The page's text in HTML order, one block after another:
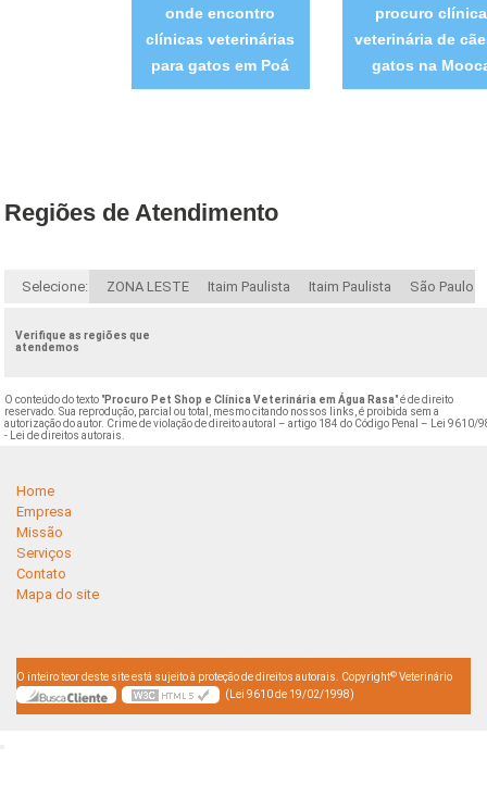
onde encontro
clínicas veterinárias
para gatos em Poá
procuro clínica
veterinária de
gatos na
Regiões de Atendimento
Selecione: ZONA LESTE Itaim Paulista Itaim Paulista São Paulo
Verifique as regiões que
atendemos
O conteúdo do texto "Procuro Pet Shop e Clínica Veterinária em Água Rasa" é de direito
reservado. Sua reprodução, parcial ou total, mesmo citando nossos links, é proibida sem a
autorização do autor. Crime de violação de direito autoral – artigo 184 do Código Penal –
Lei 9610/
- Lei de direitos autorais
Home
Empresa
Missão
Serviços
Contato
Mapa do site
O inteiro teor deste site está sujeito à proteção de direitos autorais. Copyright© Veterinário
(Lei 9610 de 19/02/1998)